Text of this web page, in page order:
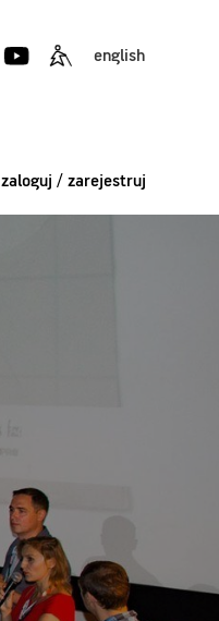
english
zaloguj / zarejestruj